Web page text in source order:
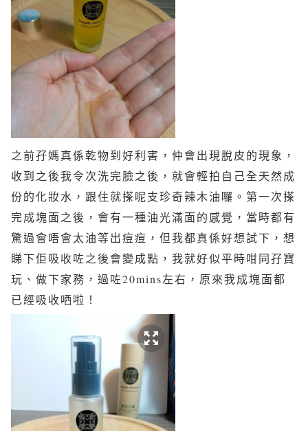
之前孖媽真係乾物到好利害，仲會出現脫皮的現象，
收到之後我令次洗完臉之後，就會輕拍自己全天然成
份的化妝水，跟住就搽呢支珍奇辣木油囉。第一次搽
完成塊面之後，會有一種油光滿面的感覺，當時都有
驚過會唔會太油等出痘痘，但我都真係好想試下，想
睇下佢吸收咗之後會變成點，我就好似平時咁同孖寶
玩、做下家務，過咗20mins左右，原來我成塊面都
已經吸收哂啦！